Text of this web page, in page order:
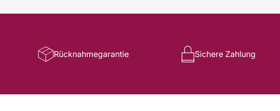
Rücknahmegarantie Sichere Zahlung